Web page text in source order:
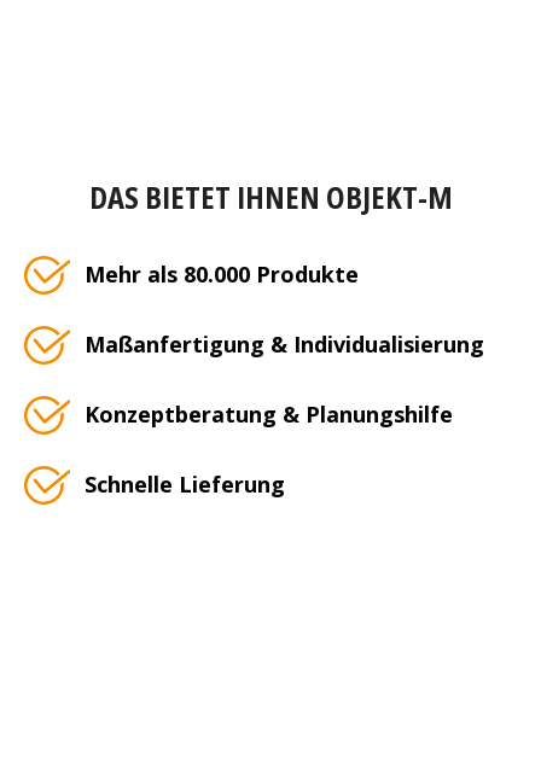
DAS BIETET IHNEN OBJEKT-M
Mehr als 80.000 Produkte
Maßanfertigung & Individualisierung
Konzeptberatung & Planungshilfe
Schnelle Lieferung